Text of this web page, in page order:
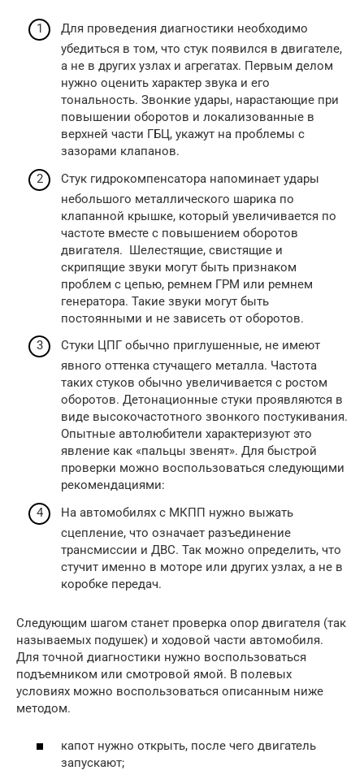
Для проведения диагностики необходимо
убедиться в том, что стук появился в двигателе,
а не в других узлах и агрегатах. Первым делом
нужно оценить характер звука и его
тональность. Звонкие удары, нарастающие при
повышении оборотов и локализованные в
верхней части ГБЦ, укажут на проблемы с
зазорами клапанов.
Стук гидрокомпенсатора напоминает удары
небольшого металлического шарика по
клапанной крышке, который увеличивается по
частоте вместе с повышением оборотов
двигателя. Шелестящие, свистящие и
скрипящие звуки могут быть признаком
проблем с цепью, ремнем ГРМ или ремнем
генератора. Такие звуки могут быть
постоянными и не зависеть от оборотов.
Стуки ЦПГ обычно приглушенные, не имеют
явного оттенка стучащего металла. Частота
таких стуков обычно увеличивается с ростом
оборотов. Детонационные стуки проявляются в
виде высокочастотного звонкого постукивания.
Опытные автолюбители характеризуют это
явление как «пальцы звенят». Для быстрой
проверки можно воспользоваться следующими
рекомендациями:
На автомобилях с МКПП нужно выжать
сцепление, что означает разъединение
трансмиссии и ДВС. Так можно определить, что
стучит именно в моторе или других узлах, а не в
коробке передач.
Следующим шагом станет проверка опор двигателя (так
называемых подушек) и ходовой части автомобиля.
Для точной диагностики нужно воспользоваться
подъемником или смотровой ямой. В полевых
условиях можно воспользоваться описанным ниже
методом.
капот нужно открыть, после чего двигатель
запускают;